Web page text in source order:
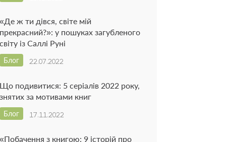
«Де ж ти дівся, світе мій
прекрасний?»: у пошуках загубленого
світу із Саллі Руні
22.07.2022
Блог
Що подивитися: 5 серіалів 2022 року,
знятих за мотивами книг
17.11.2022
Блог
«Побачення з книгою: 9 історій про